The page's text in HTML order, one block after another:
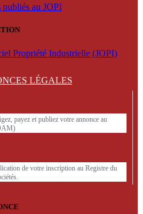
publiés au JOPI
Propriété Industrielle (JOPI)
LÉGALES
payez et publiez votre annonce au
de votre inscription au Registre du